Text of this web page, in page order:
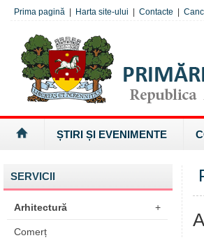
Prima pagină Harta site-ului Contacte
ȘTIRI ȘI EVENIMENTE
SERVICII
Arhitectură +
Comerț